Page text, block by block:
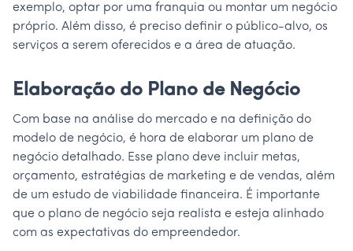
exemplo, optar por uma franquia ou montar um negócio
próprio. Além disso, é preciso definir o público-alvo, os
serviços a serem oferecidos e a área de atuação.
Elaboração do Plano de Negócio
Com base na análise do mercado e na definição do
modelo de negócio, é hora de elaborar um plano de
negócio detalhado. Esse plano deve incluir metas,
orçamento, estratégias de marketing e de vendas, além
de um estudo de viabilidade financeira. É importante
que o plano de negócio seja realista e esteja alinhado
com as expectativas do empreendedor.